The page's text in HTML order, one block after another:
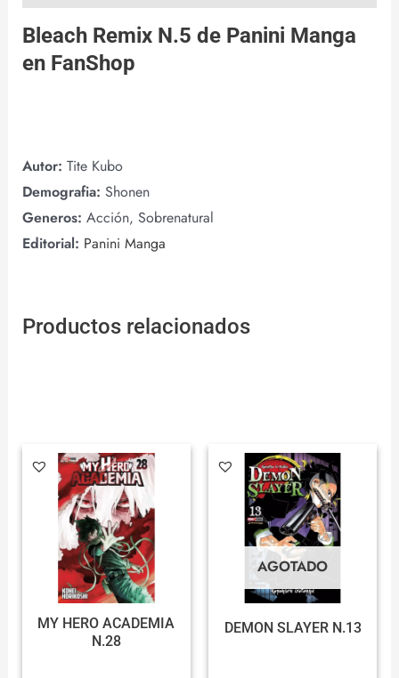
Bleach Remix N.5 de Panini Manga
en FanShop
Autor: Tite Kubo
Demografia: Shonen
Generos: Acción, Sobrenatural
Editorial: Panini Manga
Productos relacionados
MY HERO ACADEMIA
N.28
AGOTADO
DEMON SLAYER N.13